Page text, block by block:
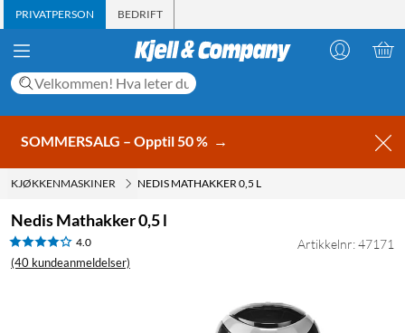
PRIVATPERSON BEDRIFT
SOMMERSALG – Opptil 50 % →
KJØKKENMASKINER NEDIS MATHAKKER 0,5 L
Nedis Mathakker 0,5 l
4.0
(40 kundeanmeldelser)
Artikkelnr: 47171